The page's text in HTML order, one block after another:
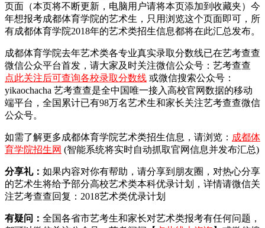
页面（本页将不断更新，电脑用户请将本页添加到收藏夹）今
年想报考成都体育学院的艺术生，只用浏览这个页面即可，所
有成都体育学院2018年的艺术类招生信息都将在此汇总发布。
成都体育学院去年艺术类各专业真实录取分数线已在艺考查查
微信公众平台首发， 请大家及时关注微信公众号：艺考查查
点此关注后可查询各校录取分数线 或微信搜索公众号：
yikaochacha 艺考查查是全中国唯一接入高校官网数据的移动
端平台，全国累计已有98万名艺术生和家长关注艺考查查微信
公众号。
如需了解更多成都体育学院艺术类招生信息，请浏览： 成都体
育学院招生网 (智能系统将实时自动抓取官网信息并发布汇总)
分享礼： 如果内容对你有帮助，请分享到朋友圈，对热心分享
的艺术生将给予部分高校艺术类本科优录计划，详情请微信关
注艺考查查回复：2018艺术类优录计划
有疑问： 全国各省市艺考生和家长对艺术类报考有任何问题，